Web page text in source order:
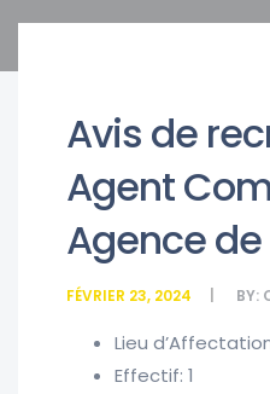
Avis de
Agent
Agence de
FÉVRIER 23, 2024 BY:
Lieu
Effectif: 1